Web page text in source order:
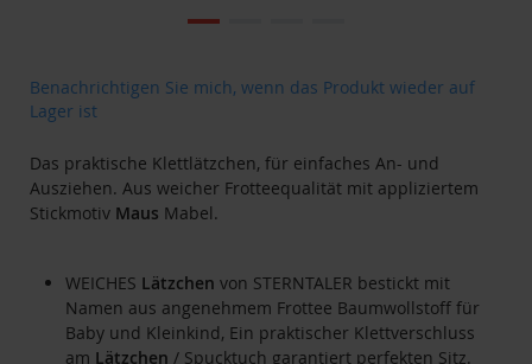
Benachrichtigen Sie mich, wenn das Produkt wieder auf
Lager ist
Das praktische Klettlätzchen, für einfaches An- und
Ausziehen. Aus weicher Frotteequalität mit appliziertem
Stickmotiv Maus Mabel.
WEICHES Lätzchen von STERNTALER bestickt mit
Namen aus angenehmem Frottee Baumwollstoff für
Baby und Kleinkind, Ein praktischer Klettverschluss
am Lätzchen / Spucktuch garantiert perfekten Sitz.
springen
Anfang
der
springen